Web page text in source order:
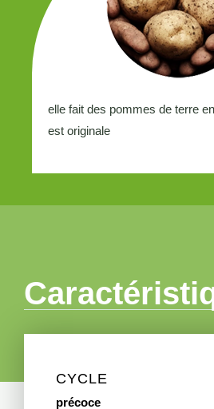
elle fait des pommes de terre
est originale
CYCLE
précoce